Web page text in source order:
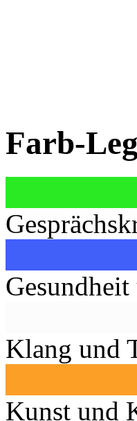
Farb-
Klang und
Kunst und